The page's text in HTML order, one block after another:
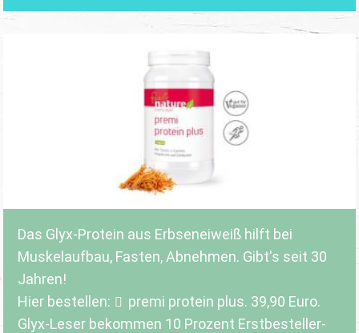
Das Glyx-Protein aus Erbseneiweiß hilft bei
Muskelaufbau, Fasten, Abnehmen. Gibt's seit 30
Jahren!
Hier bestellen:
premi protein plus. 39,90 Euro.
Glyx-Leser bekommen 10 Prozent Erstbesteller-